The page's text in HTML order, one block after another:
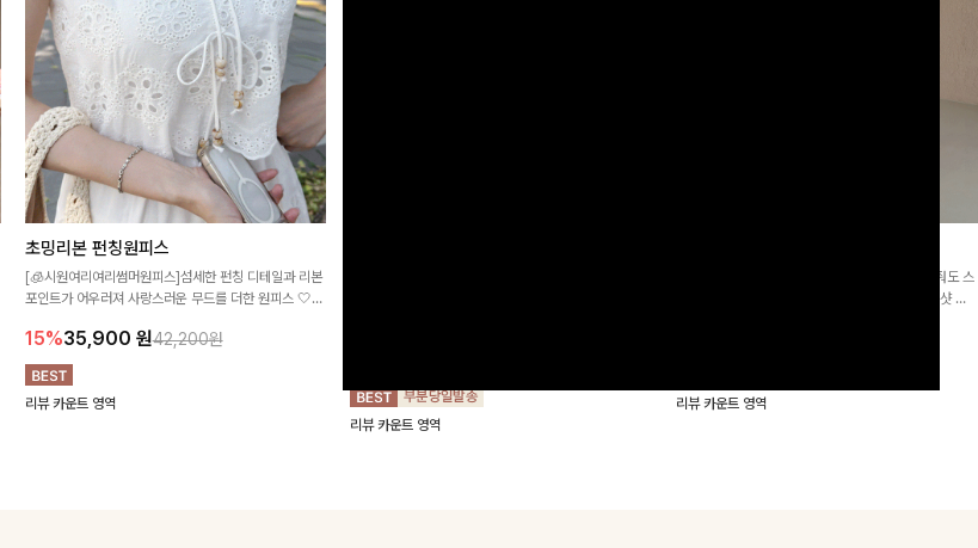
초밍리본 펀칭원피스
[🧊시원여리여리썸머원피스]섬세한 펀칭 디테일과 리본
포인트가 어우러져 사랑스러운 무드를 더한 원피스 🤍
출돼요 ✨
15%35,900 원42,200원
리뷰 카운트 영역
리뷰 카운트 영역
[고객요청재입고/2천장돌파💚]하나만 툭 착용해줘도 스
타일리시해 보이는 휘뚜루 마뚜루 아이템 ~ ! 인생샷 건
리뷰 카운트 영역